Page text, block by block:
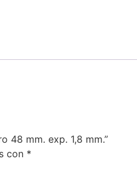
48 mm. exp. 1,8 mm.”
con *